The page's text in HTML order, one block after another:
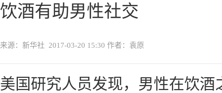
饮酒有助男性社交
来源：新华社 2017-03-20 15:30 作者：袁原
美国研究人员发现，男性在饮